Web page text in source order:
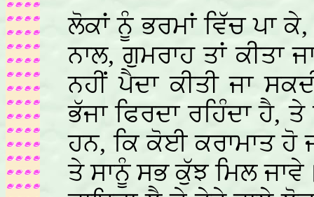
ਲੋਕਾਂ ਨੂੰ ਭਰਮਾਂ ਵਿੱਚ ਪਾ
ਨਾਲ, ਗੁਮਰਾਹ ਤਾਂ ਕੀਤਾ
ਨਹੀਂ ਪੈਦਾ ਕੀਤੀ ਜਾ
ਭੱਜਾ ਫਿਰਦਾ ਰਹਿੰਦਾ ਹੈ,
ਹਨ, ਕਿ ਕੋਈ ਕਰਾਮਾਤ ਹੋ
ਤੇ ਸਾਨੂੰ ਸਭ ਕੁੱਝ ਮਿਲ